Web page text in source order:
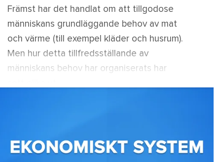
Främst har det handlat om att tillgodose
människans grundläggande behov av mat
och värme (till exempel kläder och husrum).
Men hur detta tillfredsställande av
människans behov har organiserats har